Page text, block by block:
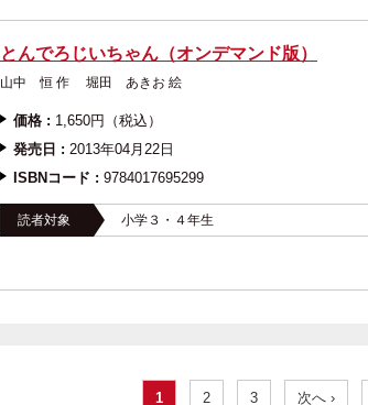
とんでろじいちゃん（オンデマンド版）
山中 恒 作 堀田 あきお 絵
価格 : 1,650円（税込）
発売日 : 2013年04月22日
ISBNコード : 9784017695299
読者対象 小学３・４年生
1 2 3 次へ ›